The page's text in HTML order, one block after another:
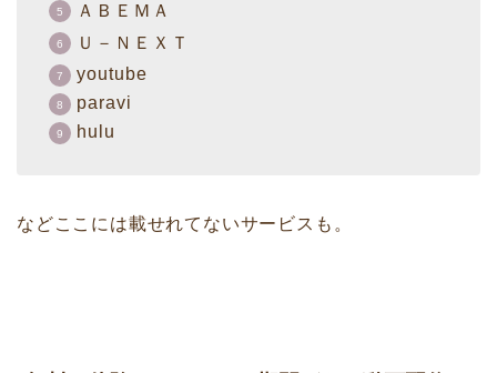
ＡＢＥＭＡ
Ｕ－ＮＥＸＴ
youtube
paravi
hulu
などここには載せれてないサービスも。